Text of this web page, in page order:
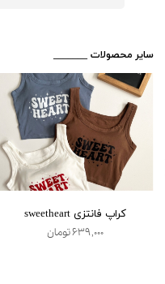
★★★★★ کراپ فانتزی sweetheart
۶۳۹,۰۰۰ تومان
​_______ سایر محصولات